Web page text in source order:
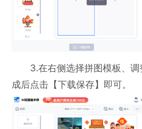
3.在右侧选择拼图模板、调
成后点击【下载保存】即可。